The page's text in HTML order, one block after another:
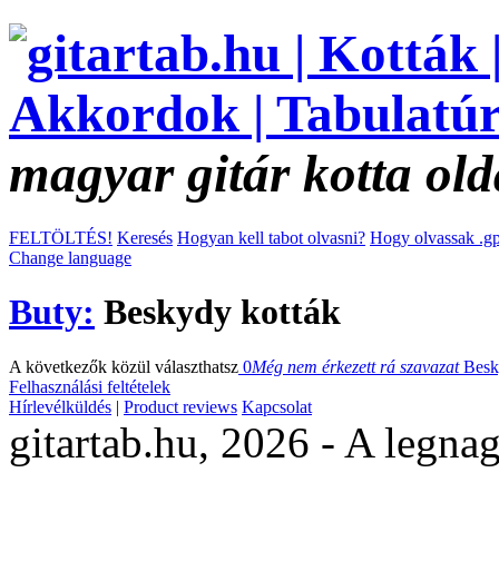
magyar gitár kotta
FELTÖLTÉS! Keresés Hogyan kell tabot olvasni? Hogy olvassak
Change language
Buty: Beskydy kották
A következők közül választhatsz 0Még nem érkezett rá szavazat
Felhasználási feltételek
Hírlevélküldés | Product reviews Kapcsolat
gitartab.hu, 2026 - A